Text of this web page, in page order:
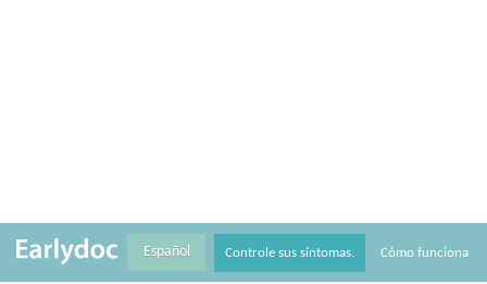
Controle sus síntomas. Cómo funciona
Español